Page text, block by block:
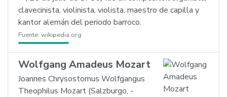
clavecinista, violinista, violista, maestro de capilla y
kantor alemán del periodo barroco.
Fuente: wikipedia.org
Wolfgang Amadeus Mozart
Joannes Chrysostomus Wolfgangus
Theophilus Mozart (Salzburgo, -